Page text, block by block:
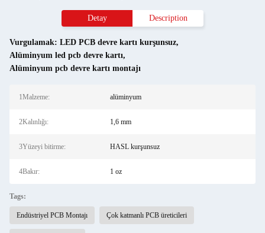
Detay Description
Vurgulamak: LED PCB devre kartı kurşunsuz,
Alüminyum led pcb devre kartı,
Alüminyum pcb devre kartı montajı
1Malzeme: alüminyum
2Kalınlığı: 1,6 mm
3Yüzeyi bitirme: HASL kurşunsuz
4Bakır: 1 oz
Tags:
Endüstriyel PCB Montajı Çok katmanlı PCB üreticileri